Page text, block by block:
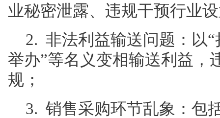
业秘密泄露、违规干预行业
2. 非法利益输送问题：以“
举办”等名义变相输送利益，
规；
3. 销售采购环节乱象：包